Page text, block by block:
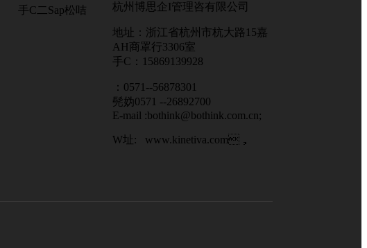
手C二Sap松咭 杭州博思企I管理咨有限公司
地址：浙江省杭州市杭大路15嘉
AH商罩行3306室
手C：15869139928
：0571--56878301
髡妫0571 --26892700
E-mail :bothink@bothink.com.cn;
W址: www.kinetiva.com，